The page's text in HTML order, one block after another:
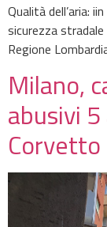
Qualità dell’aria:
sicurezza
Regione
Milano,
abusivi
Corvetto